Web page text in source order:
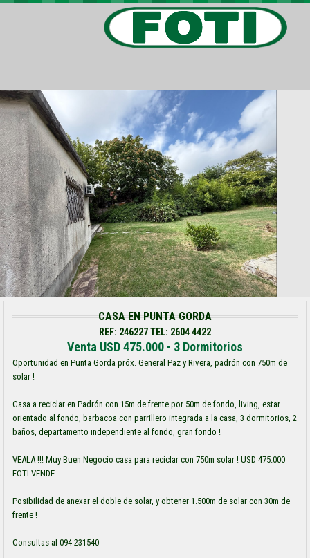
BARRIOS PRIVADOS
VIV. SOCIAL
CONTACTO
CASA EN PUNTA GORDA
REF: 246227 TEL: 2604 4422
Venta USD 475.000 - 3 Dormitorios
Oportunidad en Punta Gorda próx. General Paz y Rivera, padrón con 750m de
solar !
Casa a reciclar en Padrón con 15m de frente por 50m de fondo, living, estar
orientado al fondo, barbacoa con parrillero integrada a la casa, 3 dormitorios, 2
baños, departamento independiente al fondo, gran fondo !
VEALA !!! Muy Buen Negocio casa para reciclar con 750m solar ! USD 475.000
FOTI VENDE
Posibilidad de anexar el doble de solar, y obtener 1.500m de solar con 30m de
frente !
Consultas al 094 231540